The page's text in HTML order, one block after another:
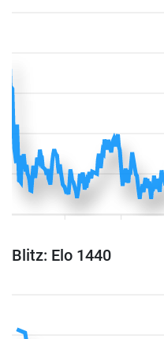
Blitz: Elo 1440